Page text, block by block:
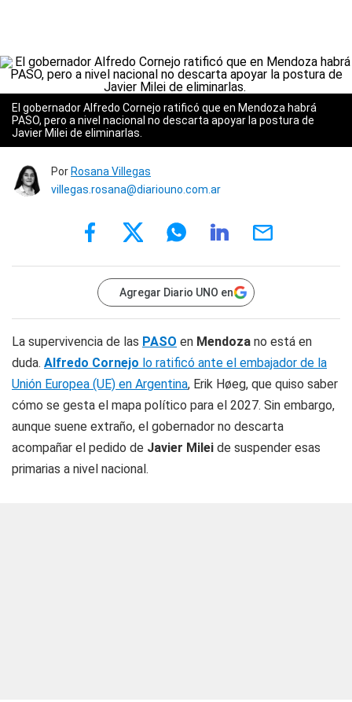
El gobernador Alfredo Cornejo ratificó que en Mendoza habrá
PASO, pero a nivel nacional no descarta apoyar la postura de
Javier Milei de eliminarlas.
Por Rosana Villegas
villegas.rosana@diariouno.com.ar
Agregar Diario UNO en
La supervivencia de las PASO en Mendoza no está en
duda. Alfredo Cornejo lo ratificó ante el embajador de la
Unión Europea (UE) en Argentina, Erik Høeg, que quiso saber
cómo se gesta el mapa político para el 2027. Sin embargo,
aunque suene extraño, el gobernador no descarta
acompañar el pedido de Javier Milei de suspender esas
primarias a nivel nacional.